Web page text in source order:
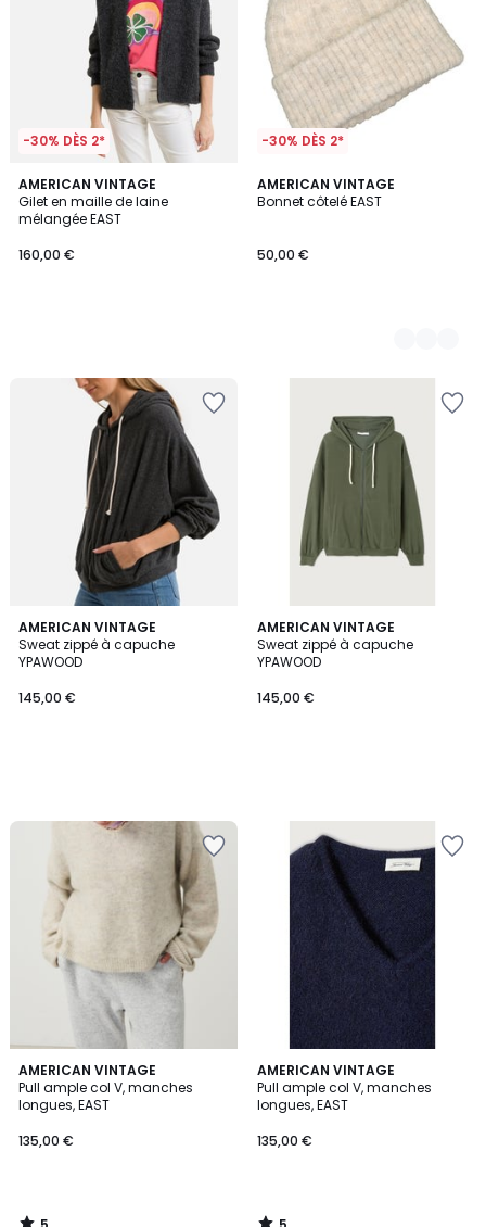
-30% DÈS 2*
AMERICAN VINTAGE
Gilet en maille de laine
mélangée EAST
160,00 €
-30% DÈS 2*
AMERICAN VINTAGE
Bonnet côtelé EAST
50,00 €
2
Couleurs
AMERICAN VINTAGE
Sweat zippé à capuche
YPAWOOD
145,00 €
AMERICAN VINTAGE
Sweat zippé à capuche
YPAWOOD
145,00 €
AMERICAN VINTAGE
Pull ample col V, manches
longues, EAST
135,00 €
5
/
5
AMERICAN VINTAGE
Pull ample col V, manches
longues, EAST
135,00 €
5
/
5